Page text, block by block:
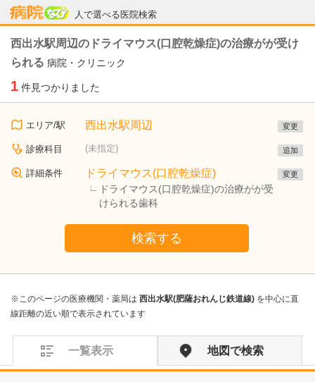
人で選べる医院検索
病院なび
西出水駅周辺のドライマウス(口腔乾燥症)の治療がが受け
られる 病院・クリニック
1 件見つかりました
エリア/駅 西出水駅周辺 変更
診療科目 (未指定) 追加
詳細条件 ドライマウス(口腔乾燥症)
ドライマウス(口腔乾燥症)の治療がが受
けられる歯科
変更
検索する
※このページの医療機関・薬局は 西出水駅(肥薩おれんじ鉄道線) を中心に直
線距離の近い順で表示されています
一覧表示 地図で検索